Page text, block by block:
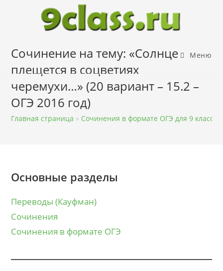
содержимому
Меню
Сочинение на тему: «Солнце
плещется в соцветиях
черемухи…» (20 вариант – 15.2 –
ОГЭ 2016 год)
Главная страница » Сочинения в формате ОГЭ для 9 класса
Основные разделы
Переводы (Кауфман)
Сочинения
Сочинения в формате ОГЭ